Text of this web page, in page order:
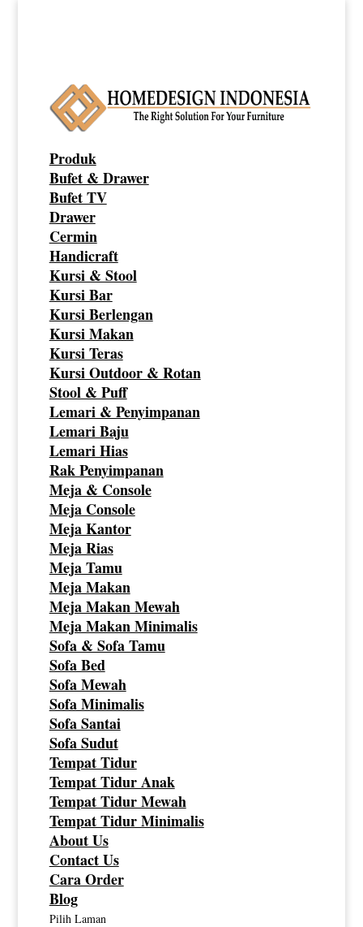
Produk
Bufet & Drawer
Bufet TV
Drawer
Cermin
Handicraft
Kursi & Stool
Kursi Bar
Kursi Berlengan
Kursi Makan
Kursi Teras
Kursi Outdoor & Rotan
Stool & Puff
Lemari & Penyimpanan
Lemari Baju
Lemari Hias
Rak Penyimpanan
Meja & Console
Meja Console
Meja Kantor
Meja Rias
Meja Tamu
Meja Makan
Meja Makan Mewah
Meja Makan Minimalis
Sofa & Sofa Tamu
Sofa Bed
Sofa Mewah
Sofa Minimalis
Sofa Santai
Sofa Sudut
Tempat Tidur
Tempat Tidur Anak
Tempat Tidur Mewah
Tempat Tidur Minimalis
About Us
Contact Us
Cara Order
Blog
Pilih Laman